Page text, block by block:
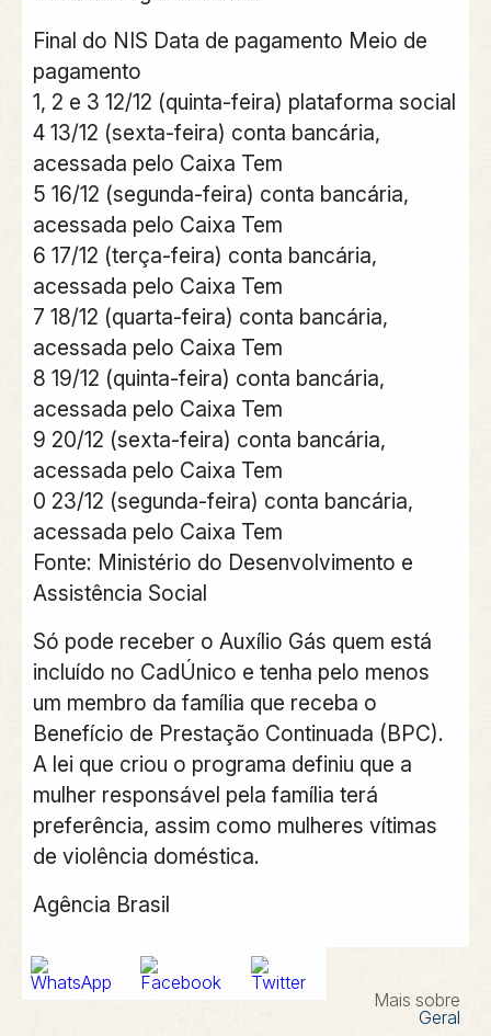
Final do NIS Data de pagamento Meio de
pagamento
1, 2 e 3 12/12 (quinta-feira) plataforma social
4 13/12 (sexta-feira) conta bancária,
acessada pelo Caixa Tem
5 16/12 (segunda-feira) conta bancária,
acessada pelo Caixa Tem
6 17/12 (terça-feira) conta bancária,
acessada pelo Caixa Tem
7 18/12 (quarta-feira) conta bancária,
acessada pelo Caixa Tem
8 19/12 (quinta-feira) conta bancária,
acessada pelo Caixa Tem
9 20/12 (sexta-feira) conta bancária,
acessada pelo Caixa Tem
0 23/12 (segunda-feira) conta bancária,
acessada pelo Caixa Tem
Fonte: Ministério do Desenvolvimento e
Assistência Social
Só pode receber o Auxílio Gás quem está
incluído no CadÚnico e tenha pelo menos
um membro da família que receba o
Benefício de Prestação Continuada (BPC).
A lei que criou o programa definiu que a
mulher responsável pela família terá
preferência, assim como mulheres vítimas
de violência doméstica.
Agência Brasil
Mais sobre
Geral